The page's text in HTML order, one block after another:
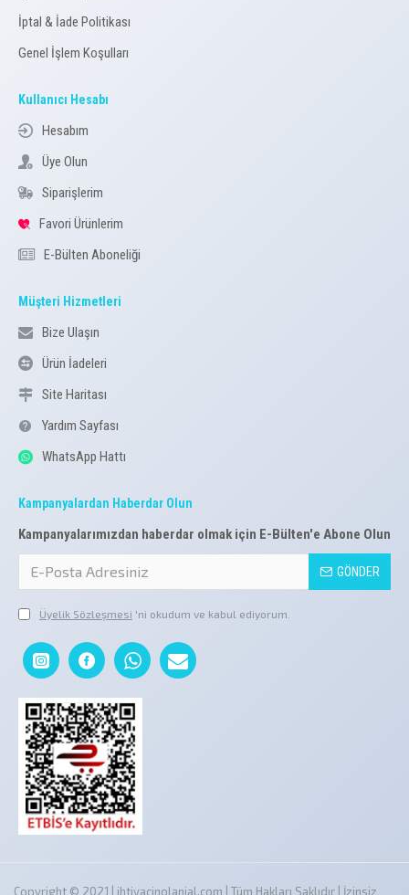
İptal & İade Politikası
Genel İşlem Koşulları
Kullanıcı Hesabı
Hesabım
Üye Olun
Siparişlerim
Favori Ürünlerim
E-Bülten Aboneliği
Müşteri Hizmetleri
Bize Ulaşın
Ürün İadeleri
Site Haritası
Yardım Sayfası
WhatsApp Hattı
Kampanyalardan Haberdar Olun
Kampanyalarımızdan haberdar olmak için E-Bülten'e Abone Olun
GÖNDER
Üyelik Sözleşmesi 'ni okudum ve kabul ediyorum.
Copyright © 2021 | ihtiyacinolanial.com | Tüm Hakları Saklıdır | İzinsiz